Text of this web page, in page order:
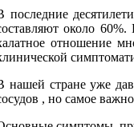
последние
около 60%.
отношение
нашей стране уже
, но самое